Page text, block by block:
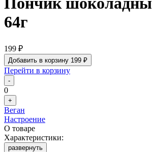
64г
199 ₽
Добавить в корзину 199 ₽
Перейти в корзину
-
0
+
Веган
Настроение
О товаре
Характеристики:
развернуть